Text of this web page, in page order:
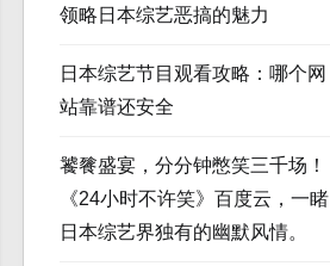
领略日本综艺恶搞的魅力
日本综艺节目观看攻略：哪个网
站靠谱还安全
饕餮盛宴，分分钟憋笑三千场！
《24小时不许笑》百度云，一睹
日本综艺界独有的幽默风情。